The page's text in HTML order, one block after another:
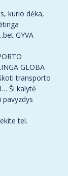
kurio dėka,
GYVA
GLOBA
transporto
Ši kalytė
tel.